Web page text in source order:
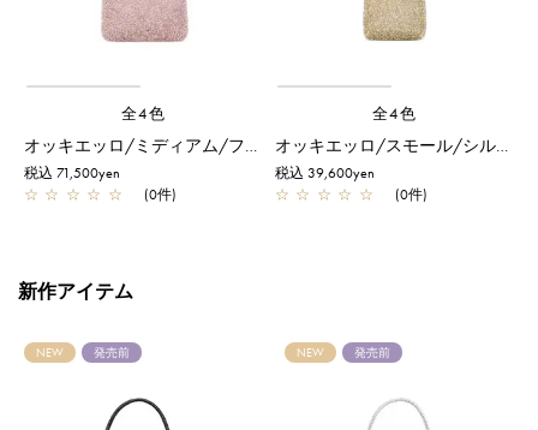
全4色
オッキエッロ/ミディアム/フラミンゴシルバー
税込 71,500yen
☆ ☆ ☆ ☆ ☆ (0件)
全4色
オッキエッロ/スモール/シルバーゴールド
税込 39,600yen
☆ ☆ ☆ ☆ ☆ (0件)
新作アイテム
NEW 発売前 NEW 発売前